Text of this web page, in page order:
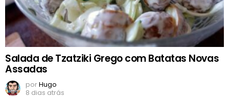
Salada de Tzatziki Grego com Batatas Novas
Assadas
porHugo
8 dias atrás